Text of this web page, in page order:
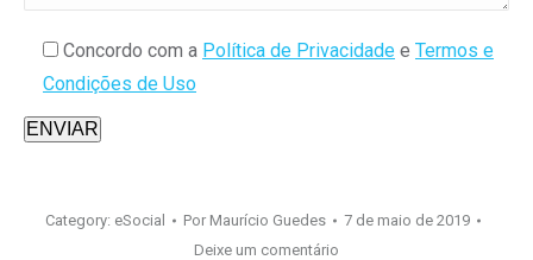
Concordo com a Política de Privacidade e Termos e
Condições de Uso
ENVIAR
Category: eSocial Por Maurício Guedes
7 de maio de 2019
Deixe um comentário